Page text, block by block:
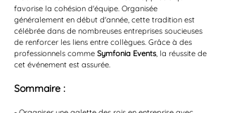
favorise la cohésion d'équipe. Organisée
généralement en début d'année, cette tradition est
célébrée dans de nombreuses entreprises soucieuses
de renforcer les liens entre collègues. Grâce à des
professionnels comme Symfonia Events, la réussite de
cet événement est assurée.
Sommaire :